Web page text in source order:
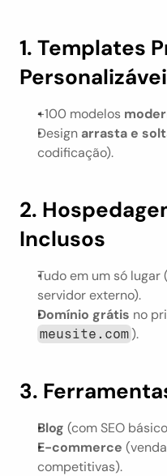
1. Templates
+100 modelos
Design arrasta e
codificação).
2.
Inclusos
Tudo em um só
servidor externo).
Domínio grátis
meusite.com ).
3.
Blog (com SEO
E-commerce
competitivas).